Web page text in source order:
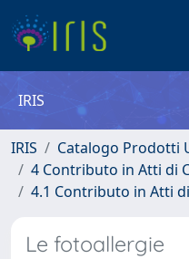
IRIS
IRIS
Catalogo Prodotti
4 Contributo in Atti di
4.1 Contributo in Atti
Le fotoallergie